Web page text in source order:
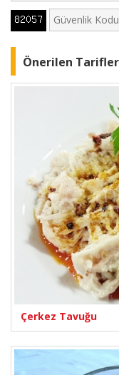
Önerilen Tarifler
Çerkez Tavuğu